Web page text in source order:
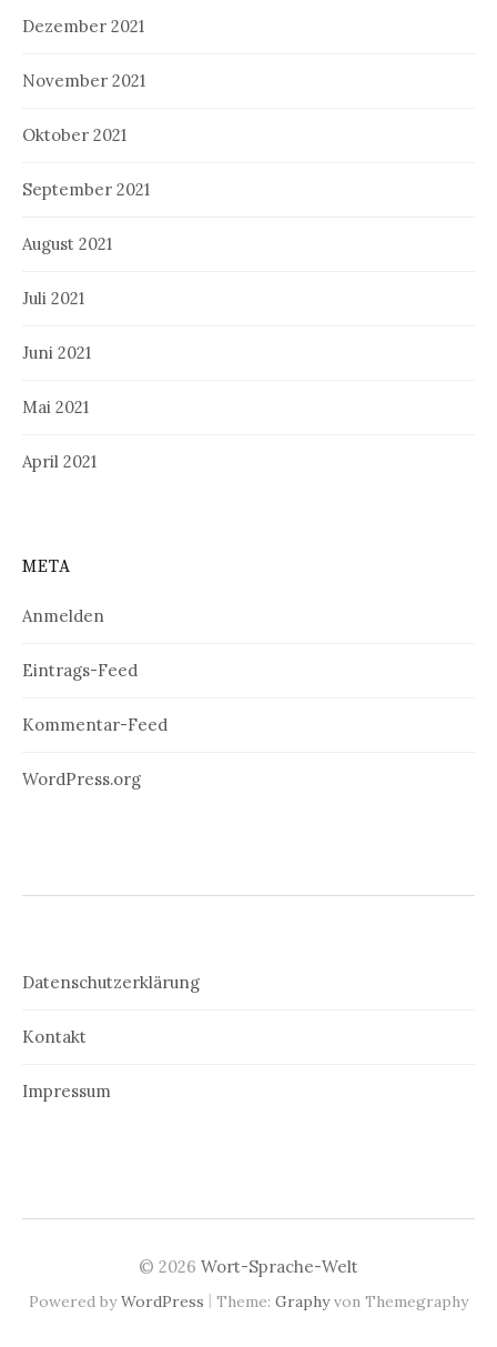
Dezember 2021
November 2021
Oktober 2021
September 2021
August 2021
Juli 2021
Juni 2021
Mai 2021
April 2021
META
Anmelden
Eintrags-Feed
Kommentar-Feed
WordPress.org
Datenschutzerklärung
Kontakt
Impressum
© 2026 Wort-Sprache-Welt
Powered byWordPress | Theme: Graphyvon Themegraphy